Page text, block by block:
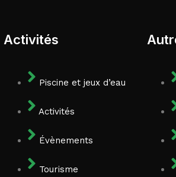
Activités
Piscine et jeux d’eau
Activités
Évènements
Tourisme